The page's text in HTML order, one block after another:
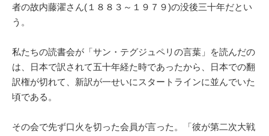
者の故内藤濯さん(１８８３～１９７９)の没後三十年だとい
う。
私たちの読書会が「サン・テグジュペリの言葉」を読んだの
は、日本で訳されて五十年経た時であったから、日本での翻
訳権が切れて、新訳が一せいにスタートラインに並んでいた
頃である。
その会で先ず口火を切った会員が言った。「彼が第二次大戦